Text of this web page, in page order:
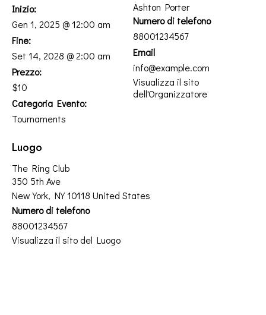
Inizio:
Gen 1, 2025 @ 12:00 am
Fine:
Set 14, 2028 @ 2:00 am
Prezzo:
$10
Categoria Evento:
Tournaments
Ashton Porter
Numero di telefono
88001234567
Email
info@example.com
Visualizza il sito
dell'Organizzatore
Luogo
The Ring Club
350 5th Ave
New York, NY10118 United States
Numero di telefono
88001234567
Visualizza il sito del Luogo